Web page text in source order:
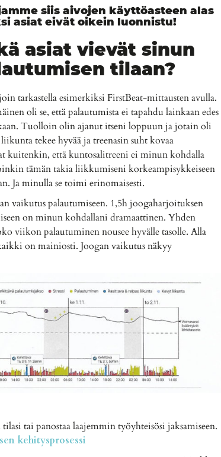
siis aivojen käyttöasteen alas
asiat eivät oikein luonnistu!
asiat vievät sinun
tilaan?
tarkastella esimerkiksi FirstBeat-mittausten avulla.
oli se, että palautumista ei tapahdu lainkaan edes
Tuolloin olin ajanut itseni loppuun ja jotain oli
tekee hyvää ja treenasin suht kovaa
kuitenkin, että kuntosalitreeni ei minun kohdalla
tämän takia liikkumiseni korkeampisykkeiseen
Ja minulla se toimi erinomaisesti.
vaikutus palautumiseen. 1,5h joogaharjoituksen
on minun kohdallani dramaattinen. Yhden
viikon palautuminen nousee hyvälle tasolle. Alla
on mainiosti. Joogan vaikutus näkyy
tai panostaa laajemmin työyhteisösi jaksamiseen.
kehitysprosessi